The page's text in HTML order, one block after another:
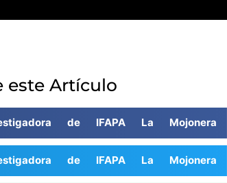
este Artículo
de IFAPA La Mojonera
de IFAPA La Mojonera